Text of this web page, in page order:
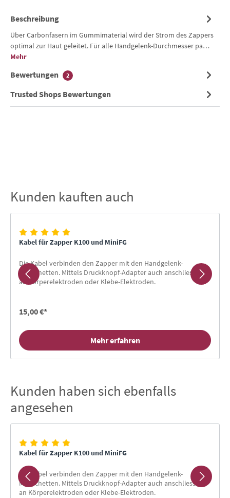
Beschreibung
Über Carbonfasern im Gummimaterial wird der Strom des Zappers
optimal zur Haut geleitet. Für alle Handgelenk-Durchmesser pa…
Mehr
Bewertungen 2
Trusted Shops Bewertungen
Produktgalerie überspringen
Kunden kauften auch
Kabel für Zapper K100 und MiniFG
Die Kabel verbinden den Zapper mit den Handgelenk-
Manschetten. Mittels Druckknopf-Adapter auch anschliessbar
an Körperelektroden oder Klebe-Elektroden.
15,00 €*
Mehr erfahren
Produktgalerie überspringen
Kunden haben sich ebenfalls
angesehen
Kabel für Zapper K100 und MiniFG
Die Kabel verbinden den Zapper mit den Handgelenk-
Manschetten. Mittels Druckknopf-Adapter auch anschliessbar
an Körperelektroden oder Klebe-Elektroden.